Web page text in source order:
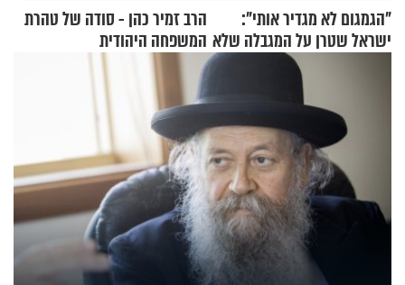
"הגמגום לא מגדיר אותי":
ישראל שטרן על המגבלה שלא
הרב זמיר כהן - סודה של טהרת
המשפחה היהודית